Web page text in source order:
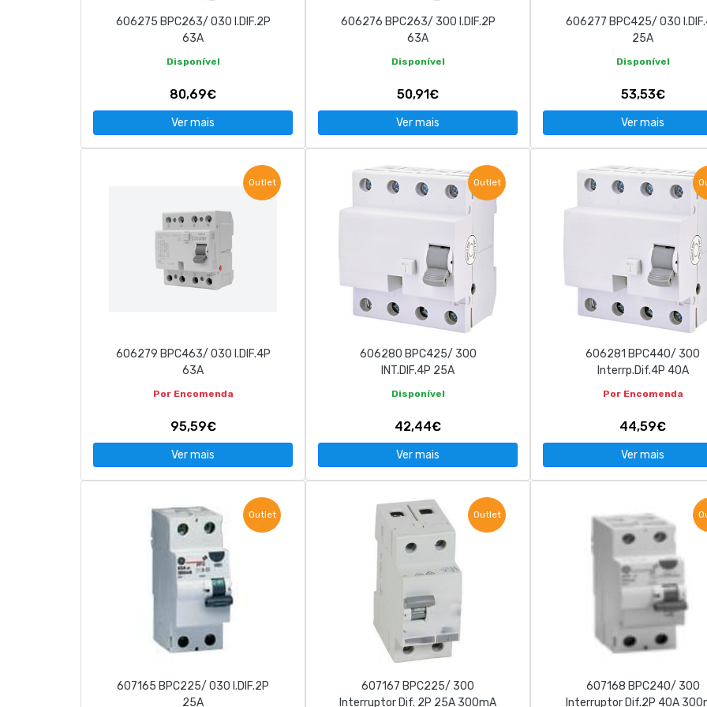
606275 BPC263/ 030 I.DIF.2P
63A
Disponível
80,69€
Ver mais
606276 BPC263/ 300 I.DIF.2P
63A
Disponível
50,91€
Ver mais
606277 BPC425/ 030
25A
Disponível
53,53€
Ver mais
Outlet
606279 BPC463/ 030 I.DIF.4P
63A
Por Encomenda
95,59€
Ver mais
Outlet
606280 BPC425/ 300
INT.DIF.4P 25A
Disponível
42,44€
Ver mais
606281 BPC440/ 300
Interrp.Dif.4P 40A
Por Encomenda
44,59€
Ver mais
Outlet
607165 BPC225/ 030 I.DIF.2P
25A
Outlet
607167 BPC225/ 300
Interruptor Dif. 2P 25A 300mA
607168 BPC240/ 300
Interruptor Dif.2P 40A